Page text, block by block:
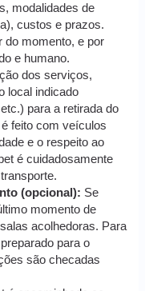
modalidades de
custos e prazos.
do momento, e por
e humano.
dos serviços,
local indicado
para a retirada do
feito com veículos
e o respeito ao
é cuidadosamente
(opcional): Se
momento de
acolhedoras. Para
para o
são checadas